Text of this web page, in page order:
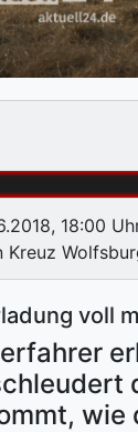
18:00
Kreuz
voll
wie